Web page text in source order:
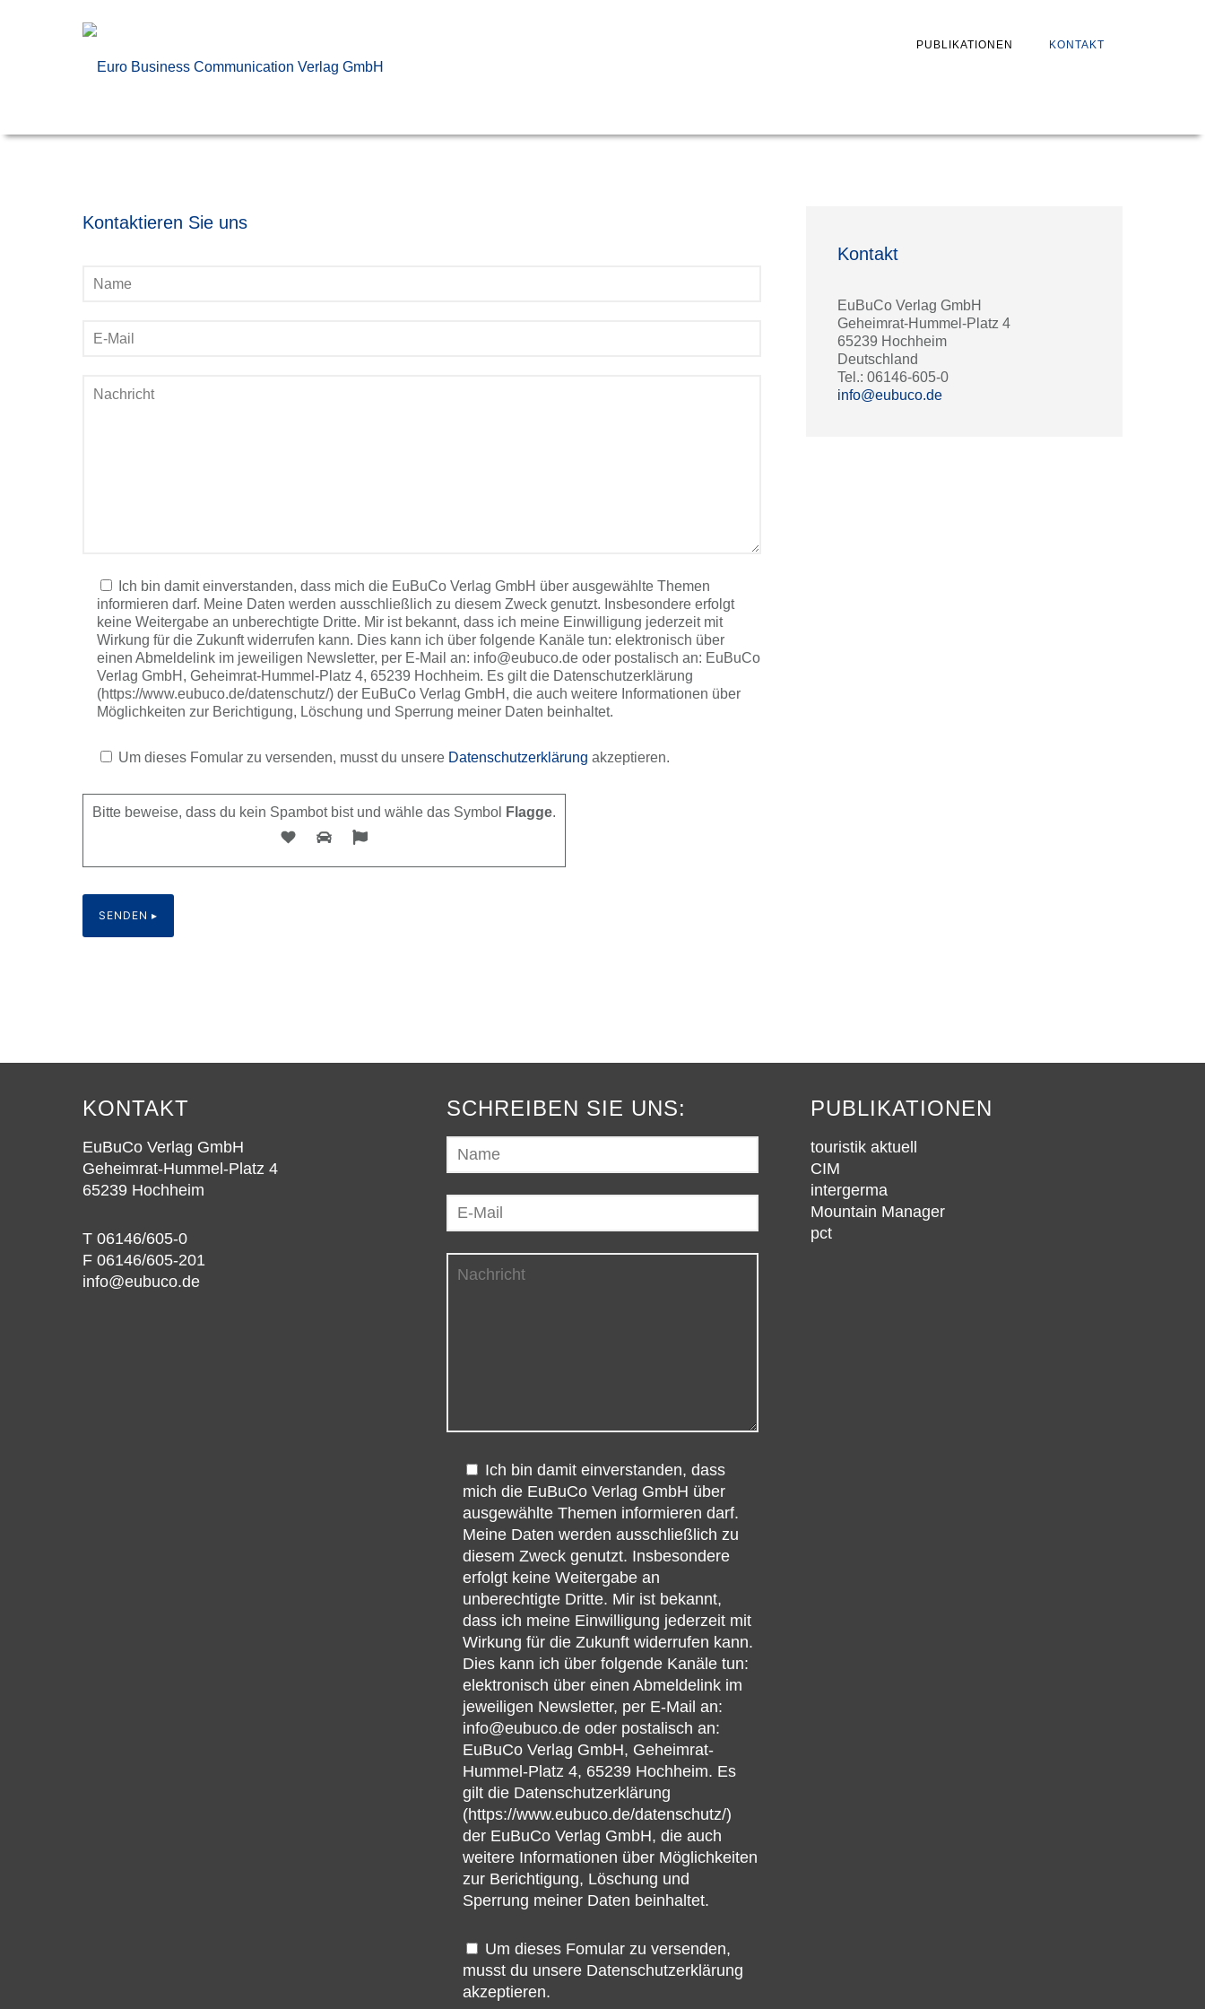
PUBLIKATIONEN KONTAKT
Kontaktieren Sie uns
Ich bin damit einverstanden, dass mich die EuBuCo Verlag GmbH über ausgewählte Themen
informieren darf. Meine Daten werden ausschließlich zu diesem Zweck genutzt. Insbesondere erfolgt
keine Weitergabe an unberechtigte Dritte. Mir ist bekannt, dass ich meine Einwilligung jederzeit mit
Wirkung für die Zukunft widerrufen kann. Dies kann ich über folgende Kanäle tun: elektronisch über
einen Abmeldelink im jeweiligen Newsletter, per E-Mail an: info@eubuco.de oder postalisch an: EuBuCo
Verlag GmbH, Geheimrat-Hummel-Platz 4, 65239 Hochheim. Es gilt die Datenschutzerklärung
(https://www.eubuco.de/datenschutz/) der EuBuCo Verlag GmbH, die auch weitere Informationen über
Möglichkeiten zur Berichtigung, Löschung und Sperrung meiner Daten beinhaltet.
Um dieses Fomular zu versenden, musst du unsere Datenschutzerklärung akzeptieren.
Bitte beweise, dass du kein Spambot bist und wähle das Symbol Flagge.
Kontakt
EuBuCo Verlag GmbH
Geheimrat-Hummel-Platz 4
65239 Hochheim
Deutschland
Tel.: 06146-605-0
info@eubuco.de
KONTAKT
EuBuCo Verlag GmbH
Geheimrat-Hummel-Platz 4
65239 Hochheim
T 06146/605-0
F 06146/605-201
info@eubuco.de
SCHREIBEN SIE UNS:
Ich bin damit einverstanden, dass
mich die EuBuCo Verlag GmbH über
ausgewählte Themen informieren darf.
Meine Daten werden ausschließlich zu
diesem Zweck genutzt. Insbesondere
erfolgt keine Weitergabe an
unberechtigte Dritte. Mir ist bekannt,
dass ich meine Einwilligung jederzeit mit
Wirkung für die Zukunft widerrufen kann.
Dies kann ich über folgende Kanäle tun:
elektronisch über einen Abmeldelink im
jeweiligen Newsletter, per E-Mail an:
info@eubuco.de oder postalisch an:
EuBuCo Verlag GmbH, Geheimrat-
Hummel-Platz 4, 65239 Hochheim. Es
gilt die Datenschutzerklärung
(https://www.eubuco.de/datenschutz/)
der EuBuCo Verlag GmbH, die auch
weitere Informationen über Möglichkeiten
zur Berichtigung, Löschung und
Sperrung meiner Daten beinhaltet.
Um dieses Fomular zu versenden,
musst du unsere Datenschutzerklärung
akzeptieren.
PUBLIKATIONEN
touristik aktuell
CIM
intergerma
Mountain Manager
pct